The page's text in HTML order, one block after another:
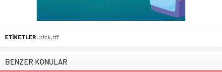
ETİKETLER: pfdk tff
BENZER KONULAR